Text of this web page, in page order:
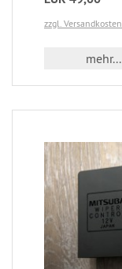
zzgl. Versandkosten
mehr...